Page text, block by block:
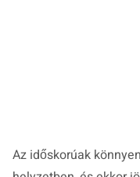
Az időskorúak